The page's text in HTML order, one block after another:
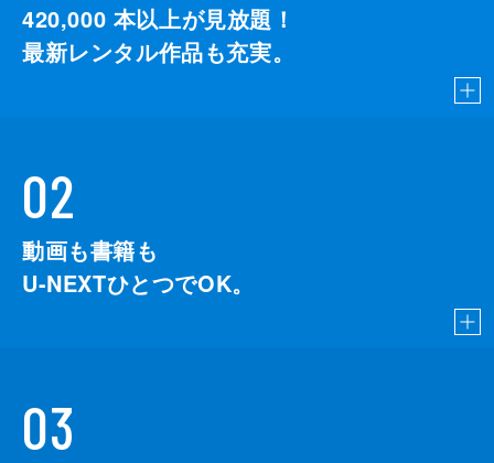
420,000 本以上が見放題！
最新レンタル作品も充実。
02
動画も書籍も
U-NEXTひとつでOK。
03